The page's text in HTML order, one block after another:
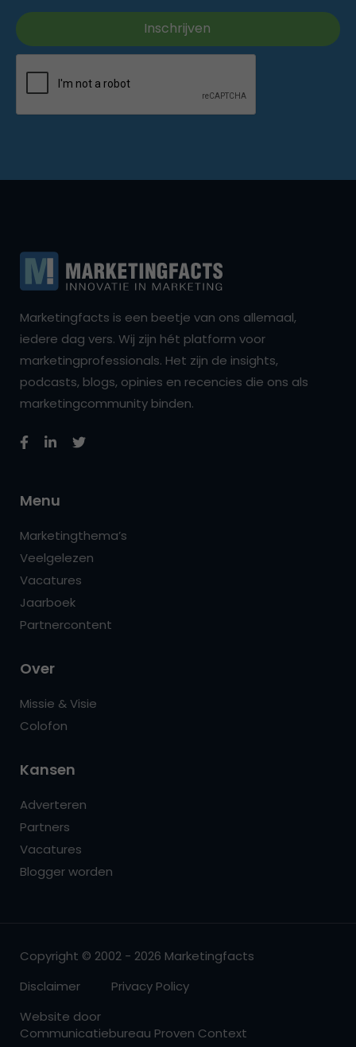
Marketingfacts is een beetje van ons allemaal,
iedere dag vers. Wij zijn hét platform voor
marketingprofessionals. Het zijn de insights,
podcasts, blogs, opinies en recencies die ons als
marketingcommunity binden.
Menu
Marketingthema’s
Veelgelezen
Vacatures
Jaarboek
Partnercontent
Over
Missie & Visie
Colofon
Kansen
Adverteren
Partners
Vacatures
Blogger worden
Copyright © 2002 - 2026 Marketingfacts
Disclaimer
Privacy Policy
Website door
Communicatiebureau Proven Context